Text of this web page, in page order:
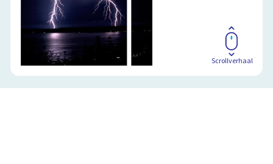
Scrollverhaal